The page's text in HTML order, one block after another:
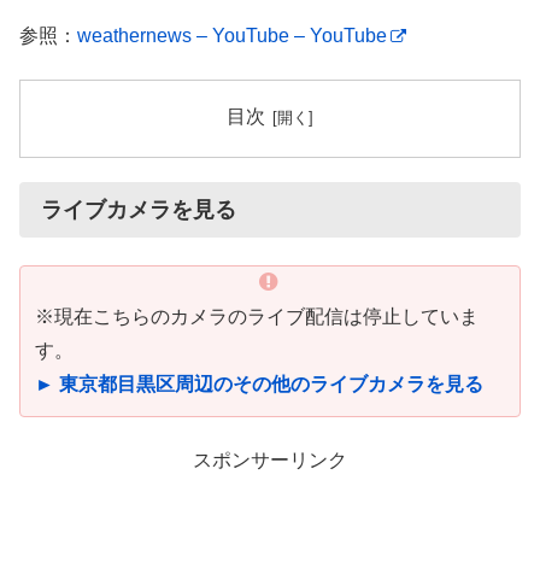
参照： weathernews – YouTube – YouTube
目次
ライブカメラを見る
※現在こちらのカメラのライブ配信は停止していま
す。
► 東京都目黒区周辺のその他のライブカメラを見る
スポンサーリンク